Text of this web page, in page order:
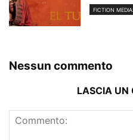
FICTION
Nessun commento
LASCIA UN